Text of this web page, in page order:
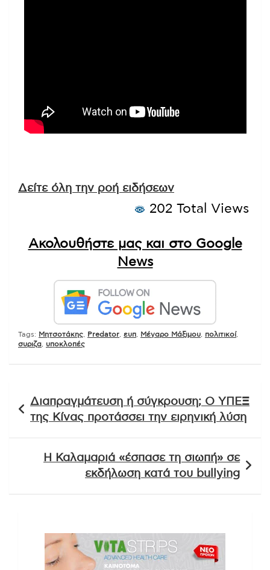
Δείτε όλη την ροή ειδήσεων
202 Total Views
Ακολουθήστε μας και στο Google
News
Tags: Mητσοτάκης Predator ευπ Μέγαρο Μάξιμου πολιτικοί,
συριζα
υποκλοπές
άρθρων
Διαπραγμάτευση ή σύγκρουση; Ο ΥΠΕΞ
της Κίνας προτάσσει την ειρηνική λύση
Η Καλαμαριά «έσπασε τη σιωπή» σε
εκδήλωση κατά του bullying